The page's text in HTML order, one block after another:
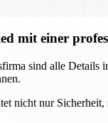
mit einer
sind alle Details
nicht nur